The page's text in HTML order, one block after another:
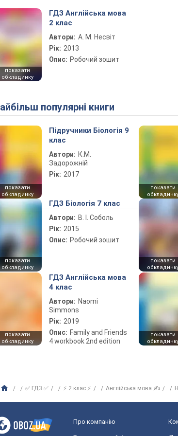
показати
обкладинку
ГДЗ Англійська мова
2 клас
Автори: А. М. Несвіт
Рік: 2013
Опис: Робочий зошит
Найбільш популярні книги
показати
обкладинку
Підручники Біологія 9
клас
Автори: К.М.
Задорожній
Рік: 2017
показати
показати
обкладинку
ГДЗ Біологія 7 клас
Автори: В. І. Соболь
Рік: 2015
Опис: Робочий зошит
показати
показати
обкладинку
ГДЗ Англійська мова
4 клас
Автори: Naomi
Simmons
Рік: 2019
Опис: Family and Friends
4 workbook 2nd edition
показати
✅ ГДЗ ✅ ⚡ 2 клас ⚡ Англійська мова ✍
Про компанію